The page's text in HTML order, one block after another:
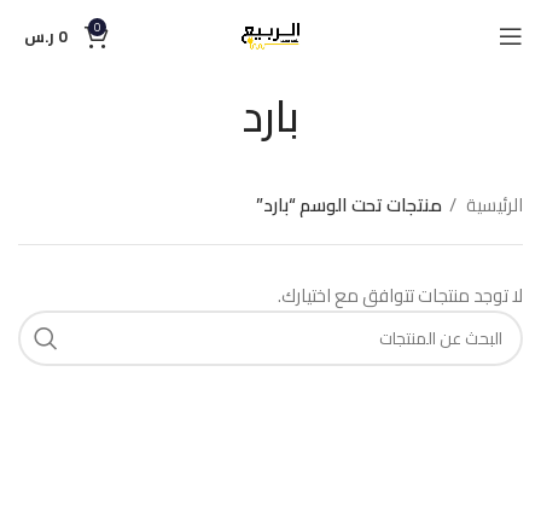
0
0 ر.س
بارد
الرئيسية منتجات تحت الوسم “بارد”
لا توجد منتجات تتوافق مع اختيارك.